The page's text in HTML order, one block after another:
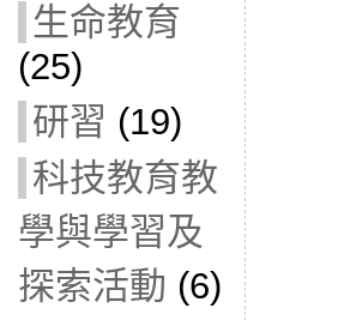
生命教育
(25)
研習 (19)
科技教育教
學與學習及
探索活動 (6)